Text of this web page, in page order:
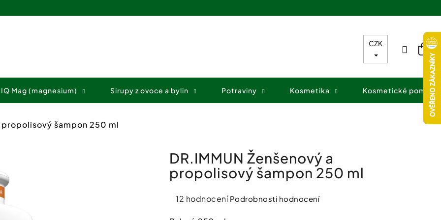
Mag (magnesium) Sirupy z ovoce a bylin Potraviny Kosmetika Kosmetické
CZK
propolisový šampon 250 ml
Průměrné
12 hodnocení Podrobnosti hodnocení
DR.IMMUN Ženšenový a
propolisový šampon 250 ml
HLEDAT